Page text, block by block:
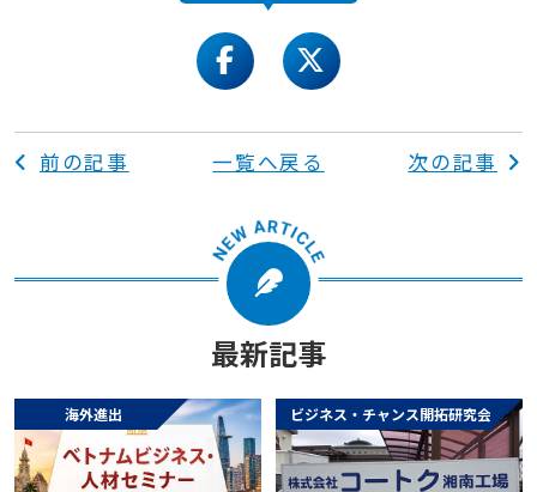
facebooktwitter
前の記事 一覧へ戻る 次の記事
最新記事
海外進出 ビジネス・チャンス開拓研究会